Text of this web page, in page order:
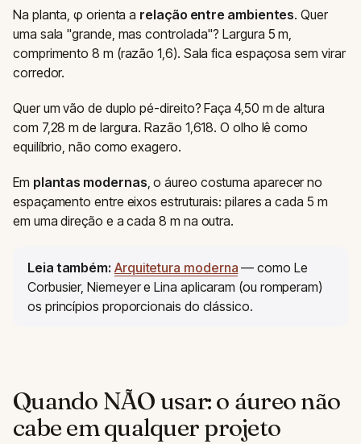
Na planta, φ orienta a relação entre ambientes. Quer
uma sala "grande, mas controlada"? Largura 5 m,
comprimento 8 m (razão 1,6). Sala fica espaçosa sem virar
corredor.
Quer um vão de duplo pé-direito? Faça 4,50 m de altura
com 7,28 m de largura. Razão 1,618. O olho lê como
equilíbrio, não como exagero.
Em plantas modernas, o áureo costuma aparecer no
espaçamento entre eixos estruturais: pilares a cada 5 m
em uma direção e a cada 8 m na outra.
Leia também: Arquitetura moderna — como Le
Corbusier, Niemeyer e Lina aplicaram (ou romperam)
os princípios proporcionais do clássico.
Quando NÃO usar: o áureo não
cabe em qualquer projeto